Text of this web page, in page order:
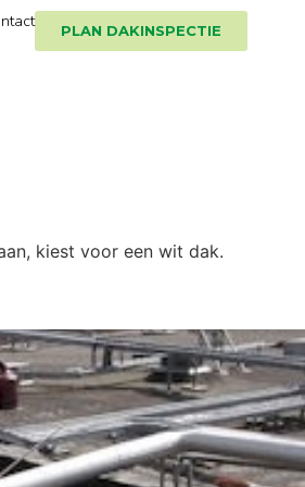
PLAN DAKINSPECTIE
kiest voor een wit dak.